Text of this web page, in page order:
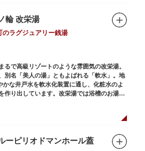
輪 改栄湯
のラグジュアリー銭湯
るで高級リゾートのような雰囲気の改栄湯。
別名「美人の湯」ともよばれる「軟水」。地
な井戸水を軟水化装置に通し、化粧水のよ
作り出しています。改栄湯では浴槽のお湯か
水。お風呂上がりにはお肌しっとり、髪の毛
なしです。お風呂の種類も多く、高濃度浸透
トバス、サウナなど気分によって様々なお風
キンに冷えた生ビールやレモンサワーで乾杯
りの生乳ソフトクリームを食べるのもよし、
ーピリオドマンホール蓋